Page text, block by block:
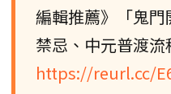
編輯推薦》「鬼
禁忌、中元普渡流
https://reurl.cc/